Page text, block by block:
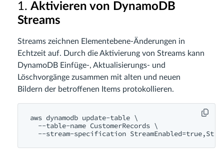
1. Aktivieren von DynamoDB
Streams
Streams zeichnen Elementebene-Änderungen in
Echtzeit auf. Durch die Aktivierung von Streams kann
DynamoDB Einfüge-, Aktualisierungs- und
Löschvorgänge zusammen mit alten und neuen
Bildern der betroffenen Items protokollieren.
aws dynamodb update-table \
  --table-name CustomerRecords \